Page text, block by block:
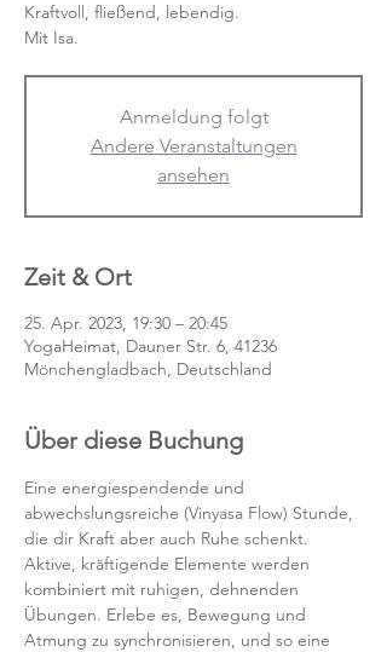
Kraftvoll, fließend, lebendig.
Mit Isa.
Anmeldung folgt
Andere Veranstaltungen
ansehen
Zeit & Ort
25. Apr. 2023, 19:30 – 20:45
YogaHeimat, Dauner Str. 6, 41236
Mönchengladbach, Deutschland
Über diese Buchung
Eine energiespendende und
abwechslungsreiche (Vinyasa Flow) Stunde,
die dir Kraft aber auch Ruhe schenkt.
Aktive, kräftigende Elemente werden
kombiniert mit ruhigen, dehnenden
Übungen. Erlebe es, Bewegung und
Atmung zu synchronisieren, und so eine